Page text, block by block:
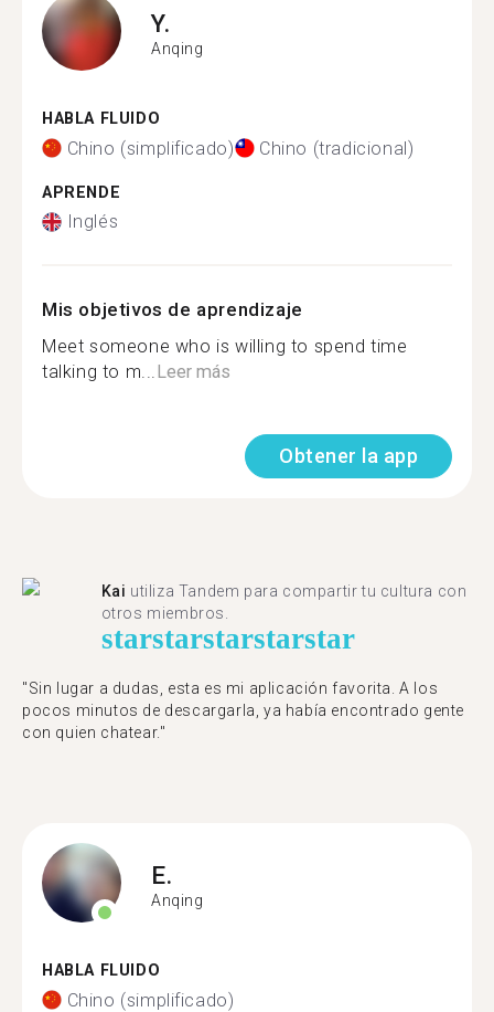
Y.
Anqing
HABLA FLUIDO
Chino (simplificado) Chino (tradicional)
APRENDE
Inglés
Mis objetivos de aprendizaje
Meet someone who is willing to spend time
talking to m...Leer más
Obtener la app
Kai utiliza Tandem para compartir tu cultura con
otros miembros.
starstarstarstarstar
"Sin lugar a dudas, esta es mi aplicación favorita. A los
pocos minutos de descargarla, ya había encontrado gente
con quien chatear."
E.
Anqing
HABLA FLUIDO
Chino (simplificado)